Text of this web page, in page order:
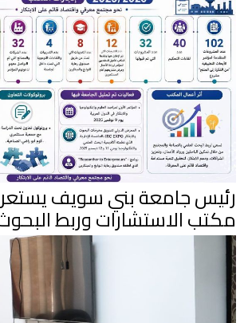
رئيس جامعة بني سويف
مكتب الاستشارات وربط